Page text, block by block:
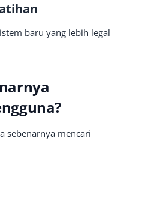
baru yang lebih legal
sebenarnya mencari